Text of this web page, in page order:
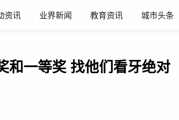
资讯 业界新闻 教育资讯 城市头条
和一等奖 找他们看牙绝对